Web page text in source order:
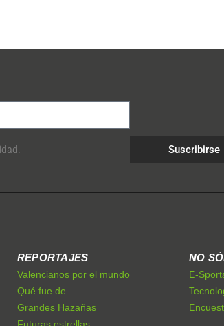
Suscribirse
REPORTAJES
Valencianos por el mundo
Qué fue de...
Grandes Hazañas
NO
E-